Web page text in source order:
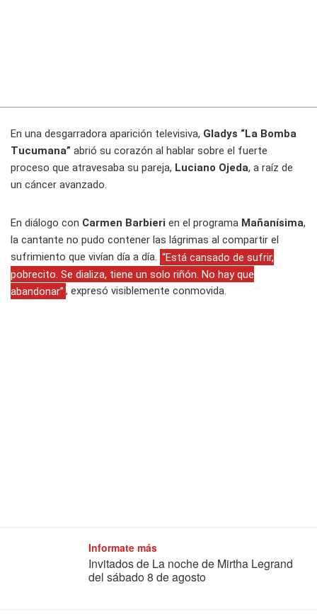
En una desgarradora aparición televisiva, Gladys “La Bomba
Tucumana” abrió su corazón al hablar sobre el fuerte
proceso que atravesaba su pareja, Luciano Ojeda, a raíz de
un cáncer avanzado.
En diálogo con Carmen Barbieri en el programa Mañanísima,
la cantante no pudo contener las lágrimas al compartir el
sufrimiento que vivían día a día. “Está cansado de sufrir,
pobrecito. Se dializa, tiene un solo riñón. No hay que
abandonar” , expresó visiblemente conmovida.
Informate más
Invitados de La noche de Mirtha Legrand
del sábado 8 de agosto